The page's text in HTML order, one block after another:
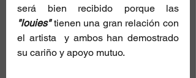
"louies" tienen una gran relación con
el artista  y ambos han demostrado
su cariño y apoyo mutuo.